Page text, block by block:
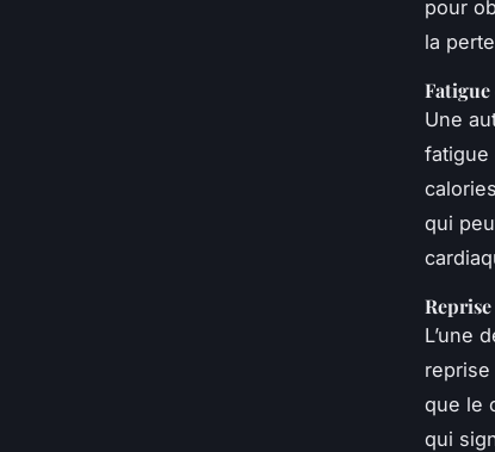
pour
la
Une
fatigue
qui
L’une
que le
qui